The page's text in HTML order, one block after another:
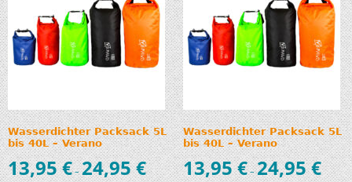
Wasserdichter Packsack 5L
bis 40L – Verano
13,95€–24,95€
Wasserdichter Packsack 5L
bis 40L – Verano
13,95€–24,95€